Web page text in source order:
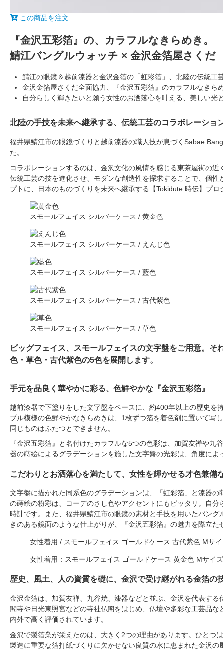
この商品を注文
『金沢五彩箔』の、カラフルなきらめき。
鯖江バングルウォッチ × 金沢金箔屋さくだ
鯖江の眼鏡＆越前漆器と金沢金箔の「虹彩箔」、北陸の伝統工
金沢金箔屋さくだ全面協力、『金沢五彩箔』のカラフルなきら
自分らしく輝きたいと願う女性のお洒落心を叶える、美しい光
北陸の手技を未来へ継承する、伝統工芸のコラボレーシ
福井県鯖江市の眼鏡づくりと越前漆器の職人技が息づくSabae
た。
コラボレーションするのは、金沢文化の風情を感じる東茶屋街の
伝統工芸の技を進化させ、モダンな創造性を探求することで、個
プトに、日本のものづくりを未来へ継承する【Tokidute 時伝】プロ
スモールフェイス シルバーケース / 黄金色
スモールフェイス シルバーケース / えんじ色
スモールフェイス シルバーケース / 藍色
スモールフェイス シルバーケース / 古代紫色
スモールフェイス シルバーケース / 草色
ビッグフェイス、スモールフェイスの文字盤をご用意。
色・草色・古代紫色の5色を展開します。
手元を品良く華やかに彩る、色鮮やかな『金沢五彩箔』
越前漆器で下塗りをした文字盤をベースに、約400年以上の歴史
ブル模様の色鮮やかなきらめきは、1枚ずつ箔を着色剤に置いて写
同じものはふたつとできません。
『金沢五彩箔』と名付けたカラフルな5つの色彩は、加賀友禅や
器の蒔絵によるグラデーションを施した文字盤の光彩は、角度に
こだわりとお洒落心を満たして、女性を輝かせる才色兼備
文字盤に描かれた同系色のグラデーションは、「虹彩箔」と漆器
の蒔絵の粉彩は、コーデのさし色やアクセントにもピッタリ。自
時計です。また、福井県鯖江市の眼鏡の素材と手技を用いたバン
きのある鏡面のような仕上がりが、『金沢五彩箔』の魅力を際立た
女性着用 / スモールフェイス ゴールドケース 古代紫色 Mサ
女性着用：スモールフェイス ゴールドケース 黄金色 Mサイズ
歴史、風土、人の資質を礎に、金沢で受け継がれる金箔の
金沢金箔は、加賀友禅、九谷焼、漆器などと並ぶ、金沢を代表す
閣寺や日光東照宮などの寺社仏閣をはじめ、仏壇や多彩な工芸品
内外で高く評価されています。
金沢で製箔業が栄えたのは、大きく2つの理由があります。ひとつ
製造に重要な箔打紙づくりに欠かせない良質の水に恵まれた金沢